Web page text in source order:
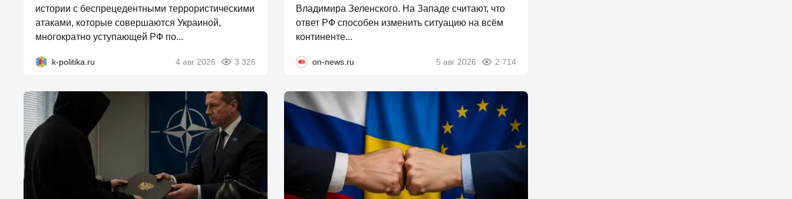
истории с беспрецедентными террористическими
атаками, которые совершаются Украиной,
многократно уступающей РФ по...
k-politika.ru 4 авг 2026 3 326
Владимира Зеленского. На Западе считают, что
ответ РФ способен изменить ситуацию на всём
континенте...
on-news.ru 5 авг 2026 2 714